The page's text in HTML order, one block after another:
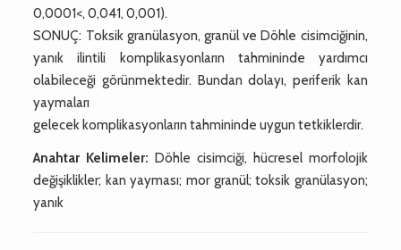
0,0001<, 0,041, 0,001).
SONUÇ: Toksik granülasyon, granül ve Döhle cisimciğinin,
yanık ilintili komplikasyonların tahmininde yardımcı
olabileceği görünmektedir. Bundan dolayı, periferik kan
yaymaları
gelecek komplikasyonların tahmininde uygun tetkiklerdir.
Anahtar Kelimeler: Döhle cisimciği, hücresel morfolojik
değişiklikler; kan yayması; mor granül; toksik granülasyon;
yanık